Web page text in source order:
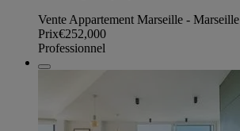
Vente Appartement Marseille - Marseille
Prix€252,000
Professionnel